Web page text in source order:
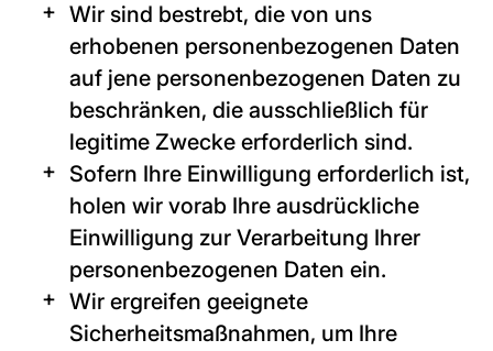
Wir sind bestrebt, die von uns
erhobenen personenbezogenen Daten
auf jene personenbezogenen Daten zu
beschränken, die ausschließlich für
legitime Zwecke erforderlich sind.
Sofern Ihre Einwilligung erforderlich ist,
holen wir vorab Ihre ausdrückliche
Einwilligung zur Verarbeitung Ihrer
personenbezogenen Daten ein.
Wir ergreifen geeignete
Sicherheitsmaßnahmen, um Ihre